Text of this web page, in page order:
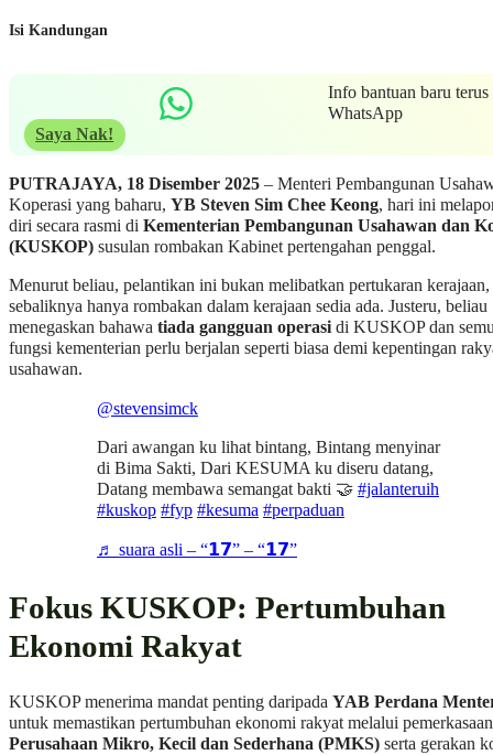
Isi Kandungan
Info bantuan baru terus
WhatsApp
Saya Nak!
PUTRAJAYA, 18 Disember 2025 – Menteri Pembangunan
Koperasi yang baharu, YB Steven Sim Chee Keong, hari ini
diri secara rasmi di Kementerian Pembangunan Usahawan dan
(KUSKOP) susulan rombakan Kabinet pertengahan penggal.
Menurut beliau, pelantikan ini bukan melibatkan pertukaran kerajaan,
sebaliknya hanya rombakan dalam kerajaan sedia ada. Justeru, beliau
menegaskan bahawa tiada gangguan operasidi KUSKOP dan
fungsi kementerian perlu berjalan seperti biasa demi kepentingan
usahawan.
@stevensimck
Dari awangan ku lihat bintang, Bintang menyinar
di Bima Sakti, Dari KESUMA ku diseru datang,
Datang membawa semangat bakti 🤝 #jalanteruih
#kuskop #fyp #kesuma #perpaduan
♬ suara asli – “𝟭𝟳” – “𝟭𝟳”
Fokus KUSKOP: Pertumbuhan
Ekonomi Rakyat
KUSKOP menerima mandat penting daripada YAB Perdana
untuk memastikan pertumbuhan ekonomi rakyat melalui pemerkasaan
Perusahaan Mikro, Kecil dan Sederhana (PMKS) serta gerakan